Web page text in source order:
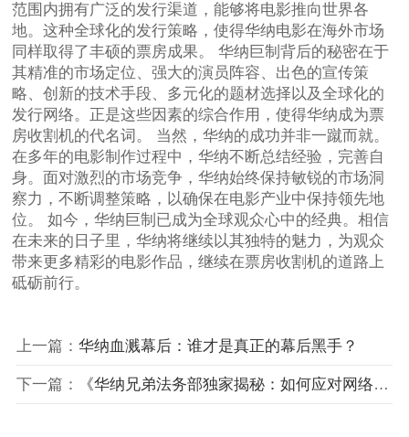
范围内拥有广泛的发行渠道，能够将电影推向世界各
地。这种全球化的发行策略，使得华纳电影在海外市场
同样取得了丰硕的票房成果。 华纳巨制背后的秘密在于
其精准的市场定位、强大的演员阵容、出色的宣传策
略、创新的技术手段、多元化的题材选择以及全球化的
发行网络。正是这些因素的综合作用，使得华纳成为票
房收割机的代名词。 当然，华纳的成功并非一蹴而就。
在多年的电影制作过程中，华纳不断总结经验，完善自
身。面对激烈的市场竞争，华纳始终保持敏锐的市场洞
察力，不断调整策略，以确保在电影产业中保持领先地
位。 如今，华纳巨制已成为全球观众心中的经典。相信
在未来的日子里，华纳将继续以其独特的魅力，为观众
带来更多精彩的电影作品，继续在票房收割机的道路上
砥砺前行。
上一篇： 华纳血溅幕后：谁才是真正的幕后黑手？
下一篇： 《华纳兄弟法务部独家揭秘：如何应对网络盗版潮》